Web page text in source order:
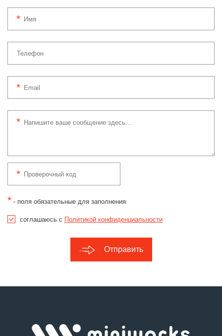
* - поля обязательные для заполнения
соглашаюсь с Политикой конфиденциальности
Отправить